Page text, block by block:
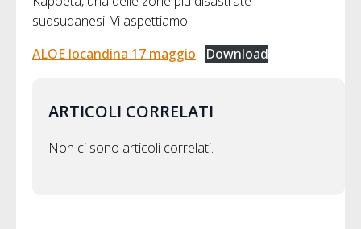
sudsudanesi. Vi aspettiamo.
ALOE locandina 17 maggio
Download
ARTICOLI CORRELATI
Non ci sono articoli correlati.